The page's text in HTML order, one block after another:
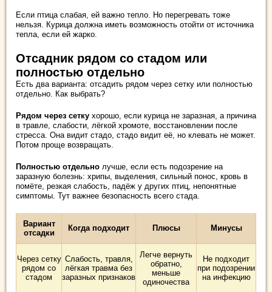
Если птица слабая, ей важно тепло. Но перегревать тоже
нельзя. Курица должна иметь возможность отойти от источника
тепла, если ей жарко.
Отсадник рядом со стадом или
полностью отдельно
Есть два варианта: отсадить рядом через сетку или полностью
отдельно. Как выбрать?
Рядом через сетку хорошо, если курица не заразная, а причина
в травле, слабости, лёгкой хромоте, восстановлении после
стресса. Она видит стадо, стадо видит её, но клевать не может.
Потом проще возвращать.
Полностью отдельно лучше, если есть подозрение на
заразную болезнь: хрипы, выделения, сильный понос, кровь в
помёте, резкая слабость, падёж у других птиц, непонятные
симптомы. Тут важнее безопасность всего стада.
Вариант
отсадки
Когда подходит Плюсы Минусы
Через сетку
рядом со
стадом
Слабость, травля,
лёгкая травма без
заразных признаков
Легче вернуть
обратно,
меньше
одиночества
Не подходит
при подозрении
на инфекцию